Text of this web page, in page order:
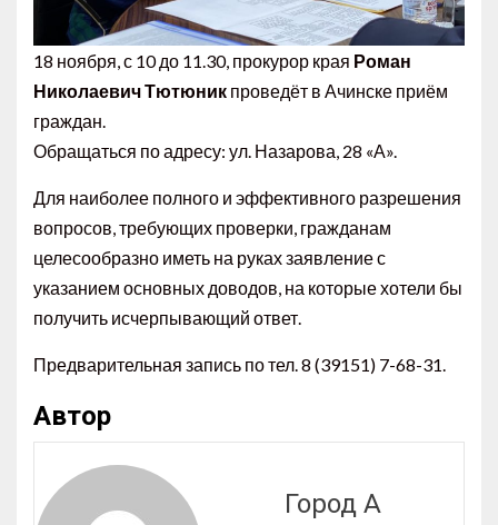
18 ноября, с 10 до 11.30, прокурор края Роман
Николаевич Тютюник проведёт в Ачинске приём
граждан.
Обращаться по адресу: ул. Назарова, 28 «А».
Для наиболее полного и эффективного разрешения
вопросов, требующих проверки, гражданам
целесообразно иметь на руках заявление с
указанием основных доводов, на которые хотели бы
получить исчерпывающий ответ.
Предварительная запись по тел. 8 (39151) 7-68-31.
Автор
Город А